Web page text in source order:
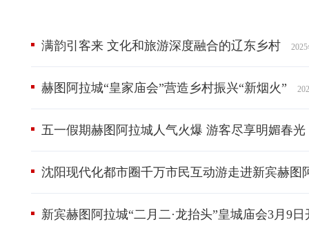
满韵引客来 文化和旅游深度融合的辽东乡村
赫图阿拉城“皇家庙会”营造乡村振兴“新烟火”
五一假期赫图阿拉城人气火爆 游客尽享明媚春光
沈阳现代化都市圈千万市民互动游走进新宾赫图
新宾赫图阿拉城“二月二·龙抬头”皇城庙会3月9日